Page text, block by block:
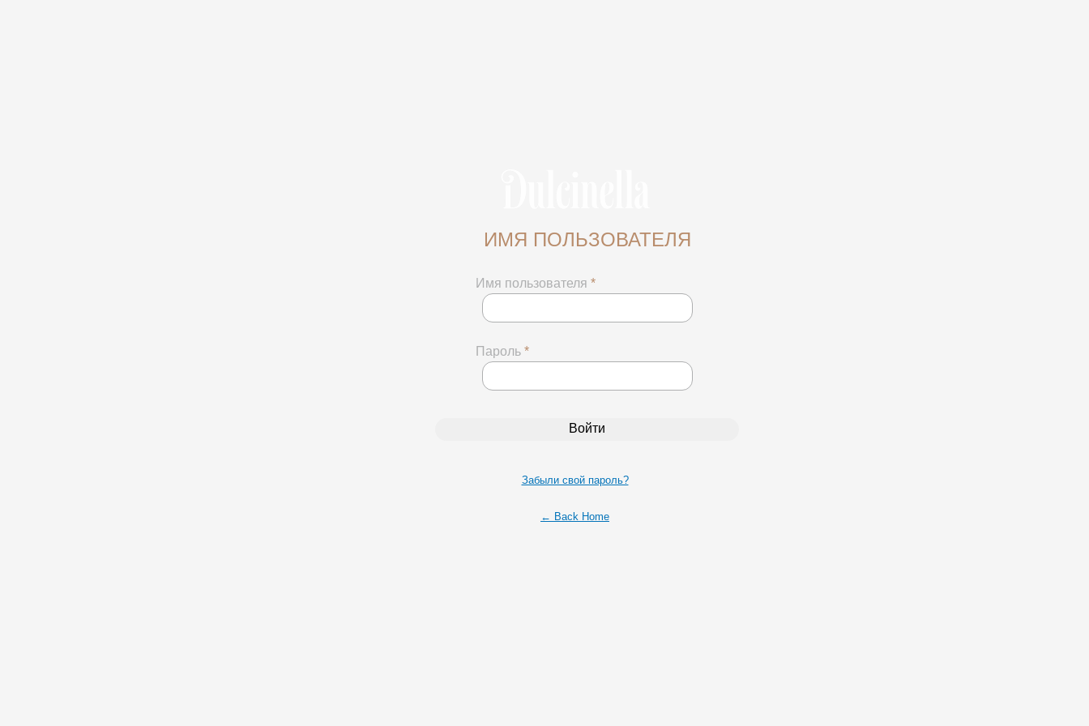
ИМЯ ПОЛЬЗОВАТЕЛЯ
Имя пользователя *
Пароль *
Забыли свой пароль?
← Back Home